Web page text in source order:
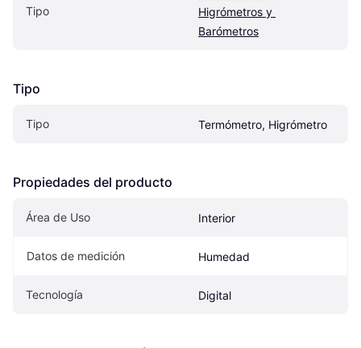
Tipo
Higrómetros y
Barómetros
Tipo
Tipo Termómetro, Higrómetro
Propiedades del producto
Área de Uso Interior
Datos de medición Humedad
Tecnología Digital